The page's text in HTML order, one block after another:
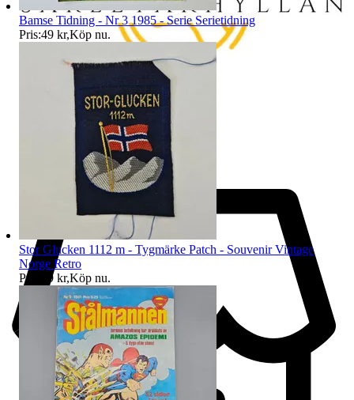
Bamse Tidning - Nr 3 1985 - Serie Serietidning
Pris:49 kr,Köp nu.
Stor Glucken 1112 m - Tygmärke Patch - Souvenir Vintage
Norge Retro
Pris:
99 kr,Köp nu.